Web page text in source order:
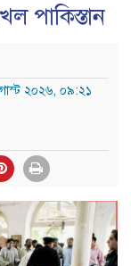
পাকিস্তান
২০২৬, ০৯:২১